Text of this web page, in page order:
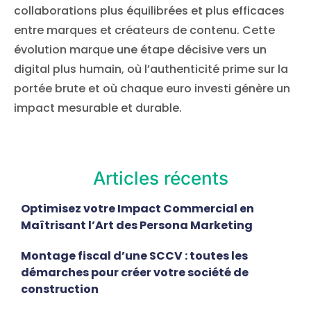
collaborations plus équilibrées et plus efficaces
entre marques et créateurs de contenu. Cette
évolution marque une étape décisive vers un
digital plus humain, où l’authenticité prime sur la
portée brute et où chaque euro investi génère un
impact mesurable et durable.
Articles récents
Optimisez votre Impact Commercial en
Maîtrisant l’Art des Persona Marketing
Montage fiscal d’une SCCV : toutes les
démarches pour créer votre société de
construction